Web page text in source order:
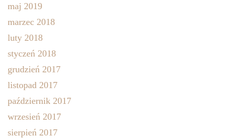
maj 2019
marzec 2018
luty 2018
styczeń 2018
grudzień 2017
listopad 2017
październik 2017
wrzesień 2017
sierpień 2017